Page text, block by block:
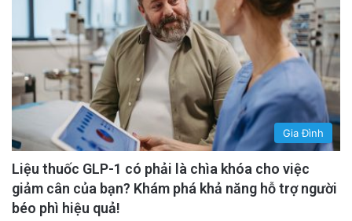
Gia Đình
Liệu thuốc GLP-1 có phải là chìa khóa cho việc
giảm cân của bạn? Khám phá khả năng hỗ trợ người
béo phì hiệu quả!